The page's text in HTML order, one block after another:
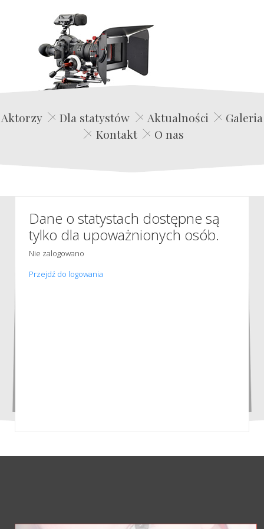
Edwin Film Agencja Aktorska
Aktorzy Dla statystów Aktualności
Galeria
Kontakt
O nas
Dane o statystach dostępne są
tylko dla upoważnionych osób.
Nie zalogowano
Przejdź do logowania